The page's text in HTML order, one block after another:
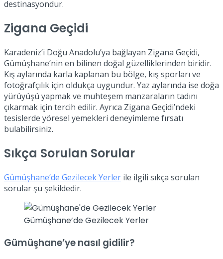
destinasyondur.
Zigana Geçidi
Karadeniz’i Doğu Anadolu’ya bağlayan Zigana Geçidi,
Gümüşhane’nin en bilinen doğal güzelliklerinden biridir.
Kış aylarında karla kaplanan bu bölge, kış sporları ve
fotoğrafçılık için oldukça uygundur. Yaz aylarında ise doğa
yürüyüşü yapmak ve muhteşem manzaraların tadını
çıkarmak için tercih edilir. Ayrıca Zigana Geçidi’ndeki
tesislerde yöresel yemekleri deneyimleme fırsatı
bulabilirsiniz.
Sıkça Sorulan Sorular
Gümüşhane’de Gezilecek Yerler ile ilgili sıkça sorulan
sorular şu şekildedir.
Gümüşhane’de Gezilecek Yerler
Gümüşhane’ye nasıl gidilir?